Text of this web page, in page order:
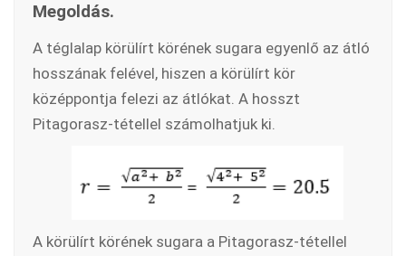
Megoldás.
A téglalap körülírt körének sugara egyenlő az átló
hosszának felével, hiszen a körülírt kör
középpontja felezi az átlókat. A hosszt
Pitagorasz-tétellel számolhatjuk ki.
A körülírt körének sugara a Pitagorasz-tétellel